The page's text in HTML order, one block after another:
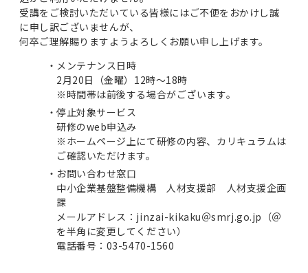
受講をご検討いただいている皆様にはご不便をおかけし誠
に申し訳ございませんが、
何卒ご理解賜りますようよろしくお願い申し上げます。
メンテナンス日時
2月20日（金曜）12時～18時
※時間帯は前後する場合がございます。
停止対象サービス
研修のweb申込み
※ホームページ上にて研修の内容、カリキュラムは
ご確認いただけます。
お問い合わせ窓口
中小企業基盤整備機構 人材支援部 人材支援企画
課
メールアドレス：jinzai-kikaku＠smrj.go.jp（＠
を半角に変更してください）
電話番号：03-5470-1560